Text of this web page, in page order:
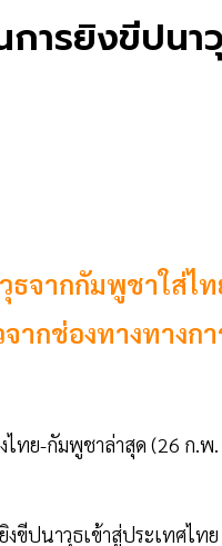
ารยิงขีปนา
จากกัมพูชาใส่ไ
ากช่องทางทางกา
ทย-กัมพูชาล่าสุด (26 ก.พ
ขีปนาวุธเข้าสู่ประเทศไทย